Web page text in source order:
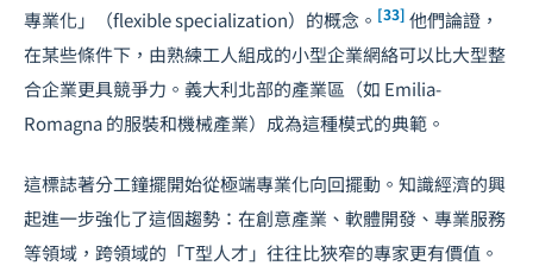
專業化」（flexible specialization）的概念。 [33] 他們論證，
在某些條件下，由熟練工人組成的小型企業網絡可以比大型整
合企業更具競爭力。義大利北部的產業區（如 Emilia-
Romagna 的服裝和機械產業）成為這種模式的典範。
這標誌著分工鐘擺開始從極端專業化向回擺動。知識經濟的興
起進一步強化了這個趨勢：在創意產業、軟體開發、專業服務
等領域，跨領域的「T型人才」往往比狹窄的專家更有價值。